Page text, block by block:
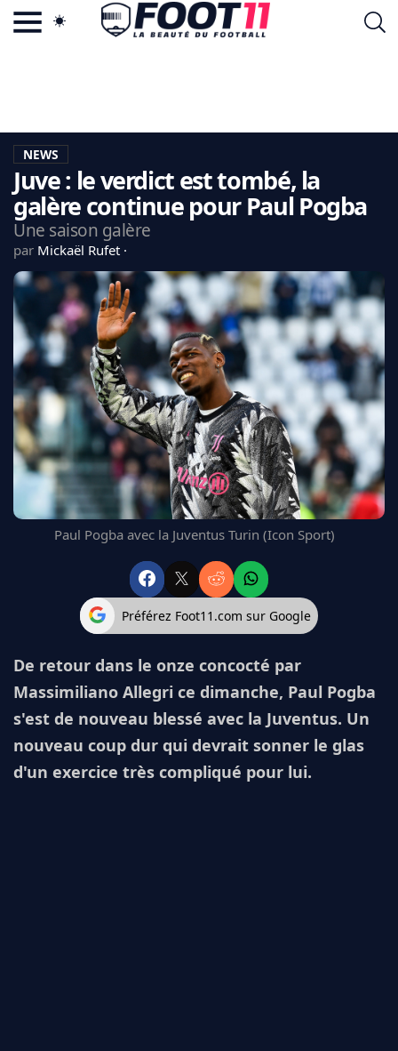
LA CHARTE
VIE PRIVÉE
CGU
CONTACTEZ-NOUS
MERCATO
CDM 2026
EDF
PSG
LIGUE 1
REAL MADRID
FC BARCELONE
MANCHESTER UNITED
CHELSEA
ARSENAL
BAYERN
L'AVIS DE LA RÉDAC'
NEWS
Juve : le verdict est tombé, la
galère continue pour Paul Pogba
Une saison galère
par Mickaël Rufet
Paul Pogba avec la Juventus Turin (Icon Sport)
Préférez Foot11.com sur Google
De retour dans le onze concocté par
Massimiliano Allegri ce dimanche, Paul Pogba
s'est de nouveau blessé avec la Juventus. Un
nouveau coup dur qui devrait sonner le glas
d'un exercice très compliqué pour lui.